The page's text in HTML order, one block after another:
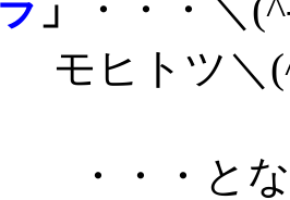
モヒトツ＼
・・・と